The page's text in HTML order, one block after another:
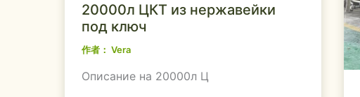
20000л ЦКТ из нержавейки
под ключ
作者： Vera
Описание на 20000л Ц